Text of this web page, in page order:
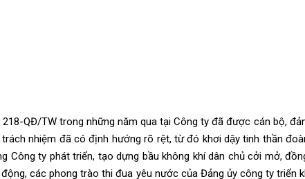
QĐ/TW trong những năm quatại Công tyđãđược cán bộ,
trách nhiệm đã cóđịnh hướng rõ rệt, từ đó khơi dậy tinh thần
Công ty phát triển, tạo dựng bầu không khí dân chủ cởi mở,
, các phong trào thi đua yêu nước của Đảng ủy công ty triển